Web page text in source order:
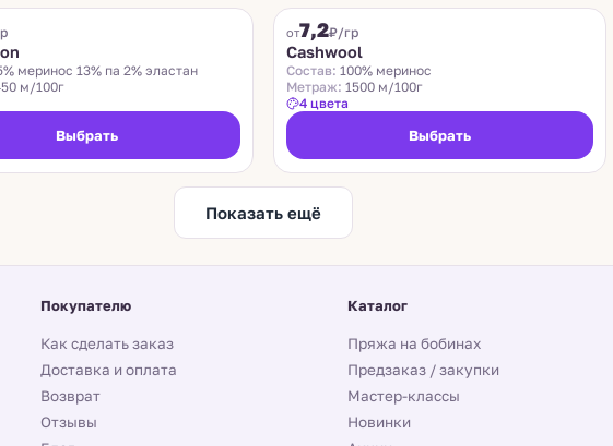
меринос 13% па 2% эластан
м/100г
Выбрать
от7,2₽/гр
Cashwool
Состав: 100% меринос
Метраж: 1500 м/100г
4 цвета
Выбрать
Показать ещё
Покупателю
Как сделать заказ
Доставка и оплата
Возврат
Отзывы
Каталог
Пряжа на бобинах
Предзаказ / закупки
Мастер-классы
Новинки